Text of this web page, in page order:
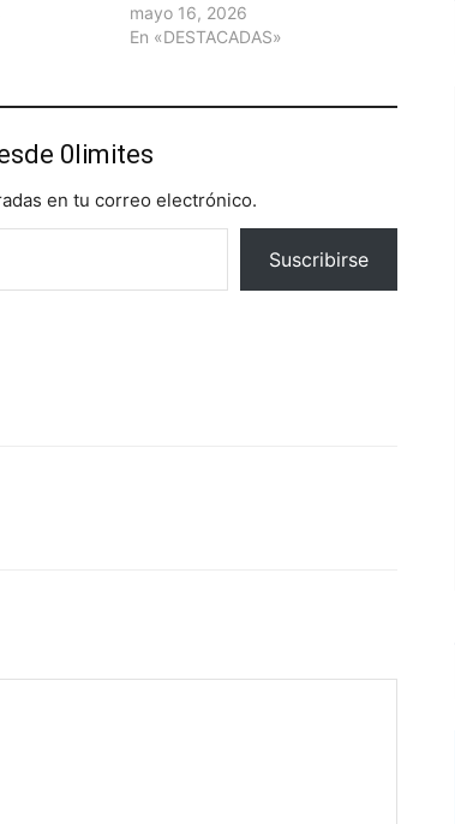
mayo 16, 2026
En «DESTACADAS»
0limites
en tu correo electrónico.
Suscribirse